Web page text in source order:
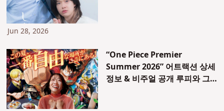
Jun 28, 2026
“One Piece Premier
Summer 2026” 어트랙션 상세
정보 & 비주얼 공개 루피와 그